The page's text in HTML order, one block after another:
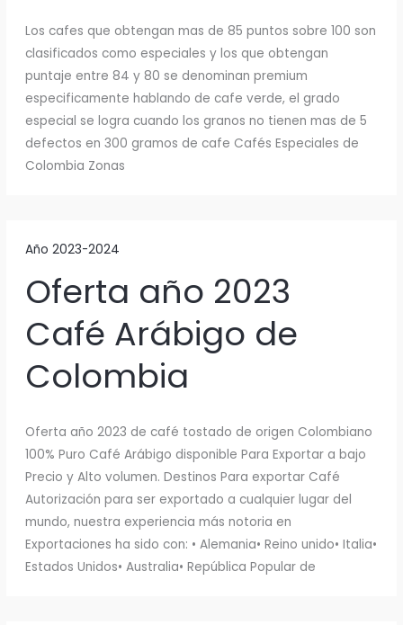
Los cafes que obtengan mas de 85 puntos sobre 100 son
clasificados como especiales y los que obtengan
puntaje entre 84 y 80 se denominan premium
especificamente hablando de cafe verde, el grado
especial se logra cuando los granos no tienen mas de 5
defectos en 300 gramos de cafe Cafés Especiales de
Colombia Zonas
Año 2023-2024
Oferta año 2023
Café Arábigo de
Colombia
Oferta año 2023 de café tostado de origen Colombiano
100% Puro Café Arábigo disponible Para Exportar a bajo
Precio y Alto volumen. Destinos Para exportar Café
Autorización para ser exportado a cualquier lugar del
mundo, nuestra experiencia más notoria en
Exportaciones ha sido con: • Alemania• Reino unido• Italia•
Estados Unidos• Australia• República Popular de